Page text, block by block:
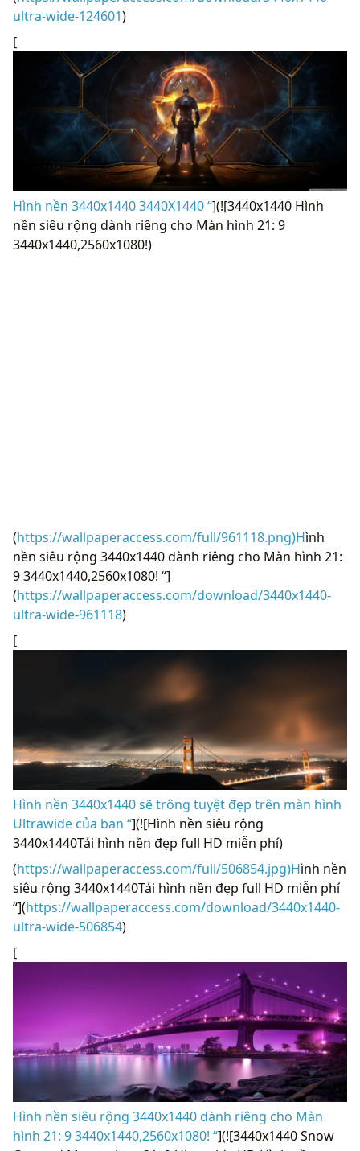
ultra-wide-124601)
[
Hình nền 3440x1440 3440X1440 “](![3440x1440 Hình
nền siêu rộng dành riêng cho Màn hình 21: 9
3440x1440,2560x1080!)
(https://wallpaperaccess.com/full/961118.png)Hình
nền siêu rộng 3440x1440 dành riêng cho Màn hình 21:
9 3440x1440,2560x1080! “]
(https://wallpaperaccess.com/download/3440x1440-
ultra-wide-961118)
[
Hình nền 3440x1440 sẽ trông tuyệt đẹp trên màn hình
Ultrawide của bạn “](![Hình nền siêu rộng
3440x1440Tải hình nền đẹp full HD miễn phí)
(https://wallpaperaccess.com/full/506854.jpg)Hình nền
siêu rộng 3440x1440Tải hình nền đẹp full HD miễn phí
“](https://wallpaperaccess.com/download/3440x1440-
ultra-wide-506854)
[
Hình nền siêu rộng 3440x1440 dành riêng cho Màn
hình 21: 9 3440x1440,2560x1080! “](![3440x1440 Snow